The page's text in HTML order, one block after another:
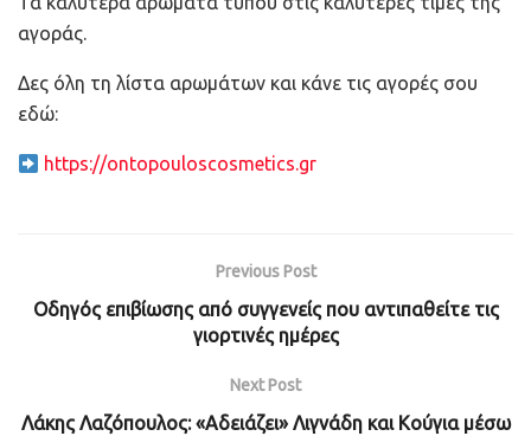
αγοράς.
Δες όλη τη λίστα αρωμάτων και κάνε τις αγορές σου
εδώ:
https://ontopouloscosmetics.gr
Previous Post
Οδηγός επιβίωσης από συγγενείς που αντιπαθείτε τις
γιορτινές ημέρες
Next Post
Λάκης Λαζόπουλος: «Αδειάζει» Λιγνάδη και Κούγια μέσω